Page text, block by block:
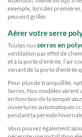
exemple, lors des
peuvent griller.
Aérer votre serre
Toutes nosserres en
ventilation par effet de
et à la porte d’entrée, l’air
venant de la porte d'entrée
Pour plus de tranquillité,
Serres. Nos modèles
en fonction de la
ouvertures automatiques
pendant la période
Vous pouvez également